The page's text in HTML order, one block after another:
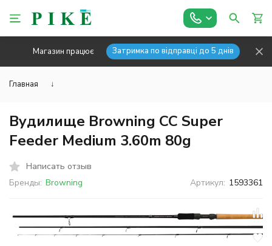
Магазин працює Затримка по відправці до 5 днів
Главная ↓
Вудилище Browning CC Super
Feeder Medium 3.60m 80g
Написать отзыв
Бренды: Browning Артикул: 1593361